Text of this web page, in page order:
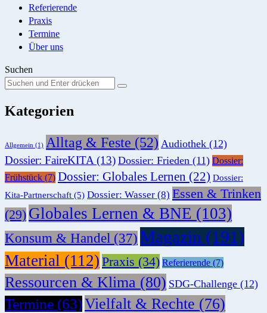
Referierende
Praxis
Termine
Über uns
Suchen
Suchen
nach:
Suche
Kategorien
Allgemein (1) Alltag & Feste (52) Audiothek (12)
Dossier: FaireKITA (13) Dossier: Frieden (11) Dossier:
Frühstück (7) Dossier: Globales Lernen (22) Dossier:
Kita-Partnerschaft (5) Dossier: Wasser (8) Essen & Trinken
(29) Globales Lernen & BNE (103)
Konsum & Handel (37) Magazin (191)
Material (112) Praxis (34) Referierende (7)
Ressourcen & Klima (80) SDG-Challenge (12)
Termine (63)Vielfalt & Rechte (76)